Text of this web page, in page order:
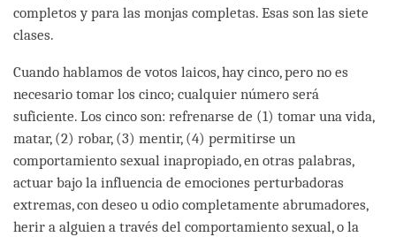
completos y para las monjas completas. Esas son las siete
clases.
Cuando hablamos de votos laicos, hay cinco, pero no es
necesario tomar los cinco; cualquier número será
suficiente. Los cinco son: refrenarse de (1) tomar una vida,
matar, (2) robar, (3) mentir, (4) permitirse un
comportamiento sexual inapropiado, en otras palabras,
actuar bajo la influencia de emociones perturbadoras
extremas, con deseo u odio completamente abrumadores,
herir a alguien a través del comportamiento sexual, o la